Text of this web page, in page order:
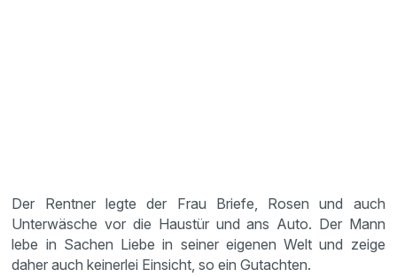
Der Rentner legte der Frau Briefe, Rosen und auch
Unterwäsche vor die Haustür und ans Auto. Der Mann
lebe in Sachen Liebe in seiner eigenen Welt und zeige
daher auch keinerlei Einsicht, so ein Gutachten.